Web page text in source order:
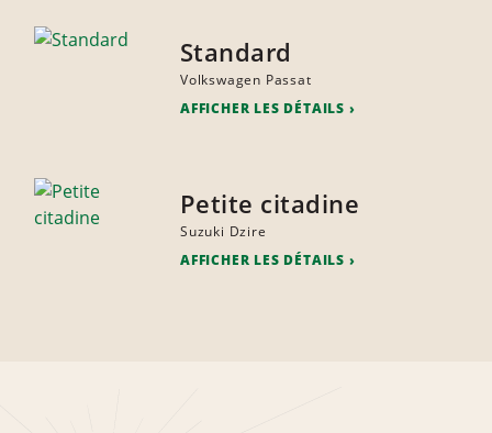
Standard
Volkswagen Passat
AFFICHER LES DÉTAILS
Petite citadine
Suzuki Dzire
AFFICHER LES DÉTAILS